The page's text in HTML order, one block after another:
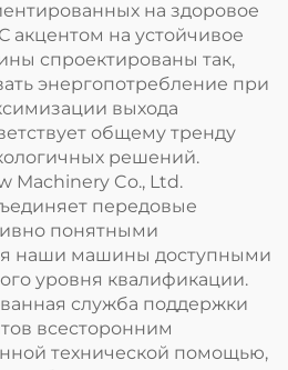
на здоровое
акцентом на устойчивое
спроектированы так,
энергопотребление при
выхода
общему тренду
решений.
Machinery Co., Ltd.
передовые
понятными
наши машины доступными
уровня квалификации.
служба поддержки
всесторонним
технической помощью,